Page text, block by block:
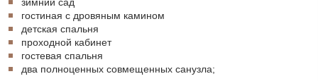
гостиная с дровяным камином
детская спальня
проходной кабинет
гостевая спальня
два полноценных совмещенных санузла;